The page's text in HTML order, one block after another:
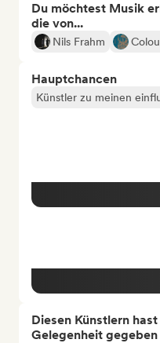
Du möchtest Musik
die von...
Nils Frahm
Hauptchancen
Künstler zu meinen
Diesen Künstlern
Gelegenheit gegeben